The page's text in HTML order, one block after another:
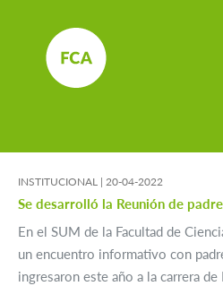
INSTITUCIONAL | 20-04-2022
Se desarrolló la Reunión de
En el SUM de la Facultad de
un encuentro informativo con
ingresaron este año a la carrera